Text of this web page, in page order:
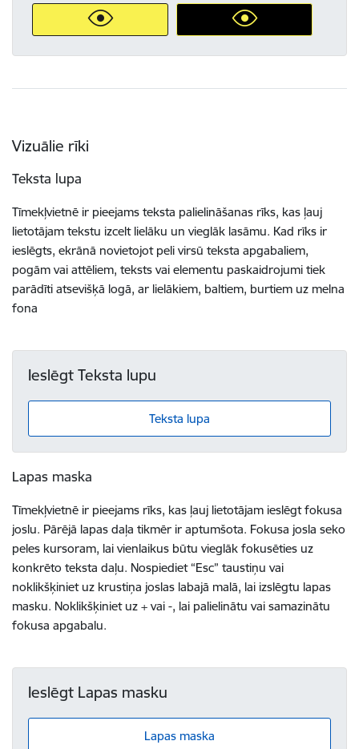
Vizuālie rīki
Teksta lupa
Tīmekļvietnē ir pieejams teksta palielināšanas rīks, kas ļauj
lietotājam tekstu izcelt lielāku un vieglāk lasāmu. Kad rīks ir
ieslēgts, ekrānā novietojot peli virsū teksta apgabaliem,
pogām vai attēliem, teksts vai elementu paskaidrojumi tiek
parādīti atsevišķā logā, ar lielākiem, baltiem, burtiem uz melna
fona
Ieslēgt Teksta lupu
Teksta lupa
Lapas maska
Tīmekļvietnē ir pieejams rīks, kas ļauj lietotājam ieslēgt fokusa
joslu. Pārējā lapas daļa tikmēr ir aptumšota. Fokusa josla seko
peles kursoram, lai vienlaikus būtu vieglāk fokusēties uz
konkrēto teksta daļu. Nospiediet “Esc” taustiņu vai
noklikšķiniet uz krustiņa joslas labajā malā, lai izslēgtu lapas
masku. Noklikšķiniet uz + vai -, lai palielinātu vai samazinātu
fokusa apgabalu.
Ieslēgt Lapas masku
Lapas maska